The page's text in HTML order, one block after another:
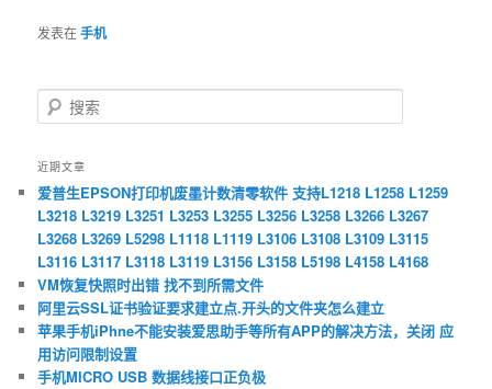
发表在手机
搜
索
近期文章
爱普生EPSON打印机废墨计数清零软件 支持L1218 L1258 L1259
L3218 L3219 L3251 L3253 L3255 L3256 L3258 L3266 L3267
L3268 L3269 L5298 L1118 L1119 L3106 L3108 L3109 L3115
L3116 L3117 L3118 L3119 L3156 L3158 L5198 L4158 L4168
VM恢复快照时出错 找不到所需文件
阿里云SSL证书验证要求建立点.开头的文件夹怎么建立
苹果手机iPhne不能安装爱思助手等所有APP的解决方法，关闭 应
用访问限制设置
手机MICRO USB 数据线接口正负极